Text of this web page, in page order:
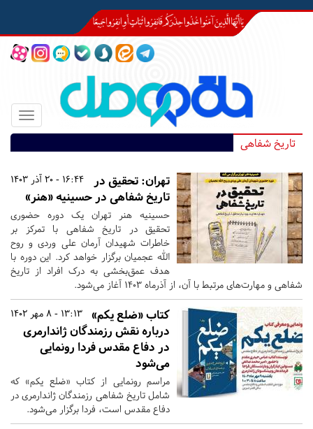
Toggle
تاریخ شفاهی
16:44 - 20 آذر 1403 تهران: تحقیق در
تاریخ شفاهی در حسینیه «هنر»
حسینیه هنر تهران یک دوره حضوری
تحقیق در تاریخ شفاهی با تمرکز بر
خاطرات شهیدان آرمان علی وردی و روح
الله عجمیان برگزار خواهد کرد. این دوره با
هدف عمق‌بخشی به درک افراد از تاریخ
شفاهی و مهارت‌های مرتبط با آن، از آذرماه ۱۴۰۳ آغاز می‌شود.
13:13 - 8 مهر 1402
کتاب «ضلع یکم»
درباره نقش رزمندگان ژاندارمری
در دفاع مقدس فردا رونمایی
می‌شود
مراسم رونمایی از کتاب «ضلع یکم» که
شامل تاریخ شفاهی رزمندگان ژاندارمری در
دفاع مقدس است، فردا برگزار می‌شود.